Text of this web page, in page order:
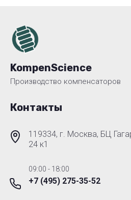
KompenScience
Производство компенсаторов
Контакты
119334, г. Москва, БЦ
24 к1
09:00 - 18:00
+7 (495) 275-35-52